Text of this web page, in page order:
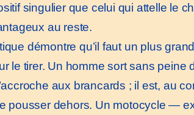
singulier que celui qui attelle le
au reste.
démontre qu’il faut un plus
le tirer. Un homme sort sans peine
aux brancards ; il est, au
pousser dehors. Un motocycle —